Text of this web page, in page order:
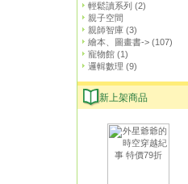
輕鬆讀系列 (2)
親子空間
親師智庫 (3)
繪本、圖畫書-> (107)
寵物館 (1)
邏輯數理 (9)
新上架商品